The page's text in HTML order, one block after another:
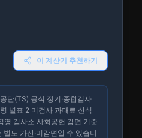
이 계산기 추천하기
단(TS) 공식 정기·종합검사
별표 2 미검사 과태료 산식
영 검사소 사회공헌 감면 기준
도 가산·미감면일 수 있습니